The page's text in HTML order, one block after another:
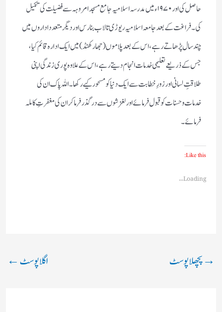
حاصل کی اور ۱۹۷۰ء میں مدرسہ اسلامیہ جامع مسجد امروہہ سے فضیلت کی تکمیل
کی۔فراغت کے بعد جامعہ اسلامیہ ریوڑی تالاب بنارس اور دیگر متعدد اداروں میں
چند سال پڑھاتے رہے،اس کے بعد پلاموں (جھارکھنڈ) میں ایک ادارہ قائم کیا،
جس کے ذریعے تعلیمی خدمات انجام دیتے رہے، اس کے علاوہ پوری زندگی اپنی
طلاقتِ لسانی اور زورِ خطابت سے ایک دنیا کو مسحور کیے رکھا۔ اللہ پاک ان کی
خدمات و حسنات کو قبول فرمائے اور لغزشوں سے درگذر فرما کر ان کی مغفرتِ کاملہ
فرمائے۔
Like this:
Loading...
→پچھلا پوسٹ اگلا پوسٹ←